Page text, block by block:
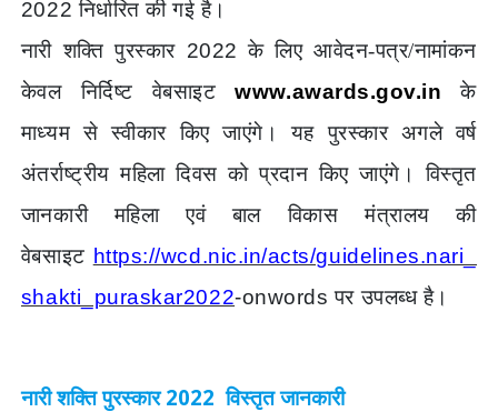
2022निर्धारित की गई है।
नारी शक्ति पुरस्कार 2022के लिए आवेदन-पत्र/नामांकन
केवल निर्दिष्ट वेबसाइट
www.awards.gov.in
के
माध्यम से स्वीकार किए जाएंगे। यह पुरस्कार अगले वर्ष
अंतर्राष्ट्रीय महिला दिवस को प्रदान किए जाएंगे। विस्तृत
जानकारी महिला एवं बाल विकास मंत्रालय की
वेबसाइट https://wcd.nic.in/acts/guidelines.nari_
shakti_puraskar2022-onwordsपर उपलब्ध है।
नारी शक्ति पुरस्कार 2022 विस्तृत जानकारी